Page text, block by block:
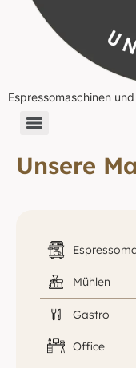
Espressomaschinen
Unsere
Mühlen
Gastro
Office